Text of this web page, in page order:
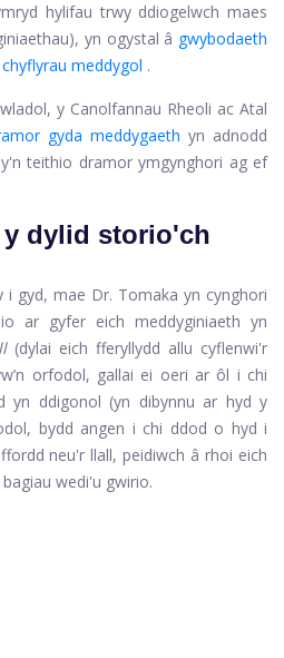
hylifau trwy ddiogelwch maes
yn ogystal â gwybodaeth
meddygol .
y Canolfannau Rheoli ac Atal
gyda meddygaeth yn adnodd
teithio dramor ymgynghori ag ef
dylid storio'ch
i gyd, mae Dr. Tomaka yn cynghori
ar gyfer eich meddyginiaeth yn
(dylai eich fferyllydd allu cyflenwi'r
orfodol, gallai ei oeri ar ôl i chi
yn ddigonol (yn dibynnu ar hyd y
bydd angen i chi ddod o hyd i
neu'r llall, peidiwch â rhoi eich
wedi'u gwirio.